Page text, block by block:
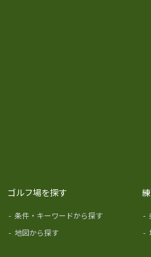
ゴルフ場を探す
- 条件・キーワードから探す
- 地図から探す
-
-